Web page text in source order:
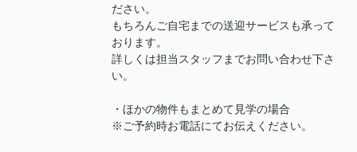
ださい。
もちろんご自宅までの送迎サービスも承って
おります。
詳しくは担当スタッフまでお問い合わせ下さ
い。
・ほかの物件もまとめて見学の場合
※ご予約時お電話にてお伝えください。